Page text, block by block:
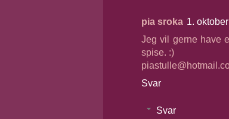
pia sroka 1.
Jeg vil gerne have
spise. :)
Svar
Svar